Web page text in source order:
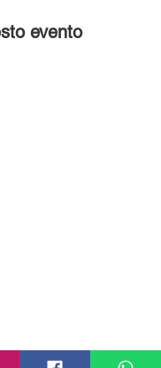
evento